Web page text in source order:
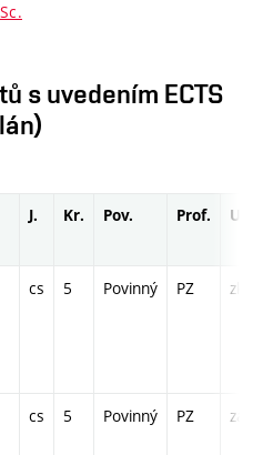
s uvedením ECTS
J. Kr. Pov. Prof. Uk.
cs 5 Povinný PZ zk
cs 5 Povinný PZ zá,zk